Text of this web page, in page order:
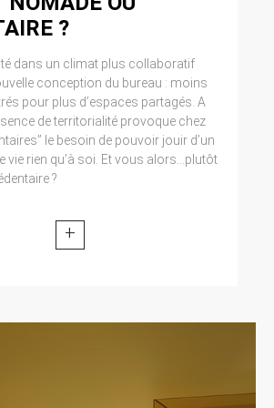
?
dans un climat plus collaboratif
conception du bureau : moins
pour plus d’espaces partagés. A
de territorialité provoque chez
le besoin de pouvoir jouir d’un
vie rien qu’à soi. Et vous alors...plutôt
?
+
à droite du navigateur sur le
de menu (symbolisé par trois
les paramètres avancés.
‘Confidentialité’, cliquez sur
l’onglet ‘Confidentialité’,
bloquer les cookies.
APPLICABLE ET
DE
relation avec l’utilisation du site
6 janvier 1978, notamment